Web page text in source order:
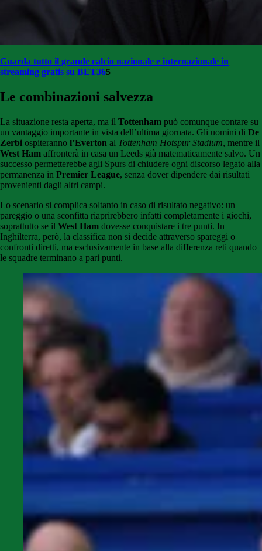
Guarda tutto il grande calcio nazionale e internazionale in
streaming gratis su BET365
Le combinazioni salvezza
La situazione resta aperta, ma il Tottenham può comunque contare su
un vantaggio importante in vista dell’ultima giornata. Gli uomini di De
Zerbi ospiteranno l’Everton al Tottenham Hotspur Stadium, mentre il
West Ham affronterà in casa un Leeds già matematicamente salvo. Un
successo permetterebbe agli Spurs di chiudere ogni discorso legato alla
permanenza in Premier League, senza dover dipendere dai risultati
provenienti dagli altri campi.
Lo scenario si complica soltanto in caso di risultato negativo: un
pareggio o una sconfitta riaprirebbero infatti completamente i giochi,
soprattutto se il West Ham dovesse conquistare i tre punti. In
Inghilterra, però, la classifica non si decide attraverso spareggi o
confronti diretti, ma esclusivamente in base alla differenza reti quando
le squadre terminano a pari punti.